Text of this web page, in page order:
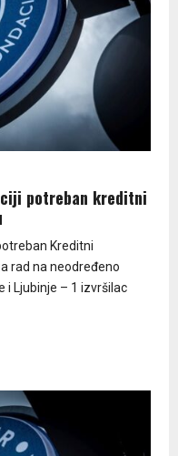
potreban kreditni
Kreditni
rad na neodređeno
i Ljubinje – 1 izvršilac